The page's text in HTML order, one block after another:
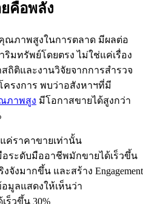
คือพลัง
ณภาพสูงในการตลาด มีผลต่อ
ริมทรัพย์โดยตรง ไม่ใช่แค่เรื่อง
ถิติและงานวิจัยจากการสำรวจ
ครงการ พบว่าอสังหาฯที่มี
ภาพสูง มีโอกาสขายได้สูงกว่า
ค่ราคาขายเท่านั้น
ระดับมืออาชีพมักขายได้เร็วขึ้น
งมากขึ้น และสร้าง Engagement
มูลแสดงให้เห็นว่า
ร็วขึ้น 30%